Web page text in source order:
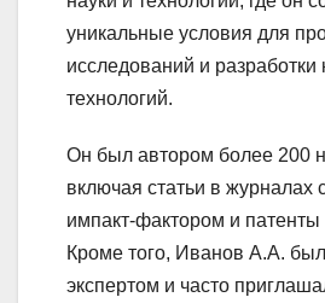
уникальные условия для
исследований и разработки
технологий.
Он был автором более 200
включая статьи в журналах
импакт-фактором и патенты
Кроме того, Иванов А.А.
экспертом и часто